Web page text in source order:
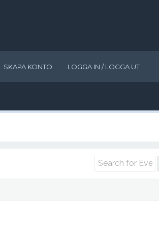
SKAPA KONTO LOGGA IN / LOGGA UT